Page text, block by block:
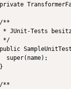
**
* JUnit-Tests
*/
super(name);
**